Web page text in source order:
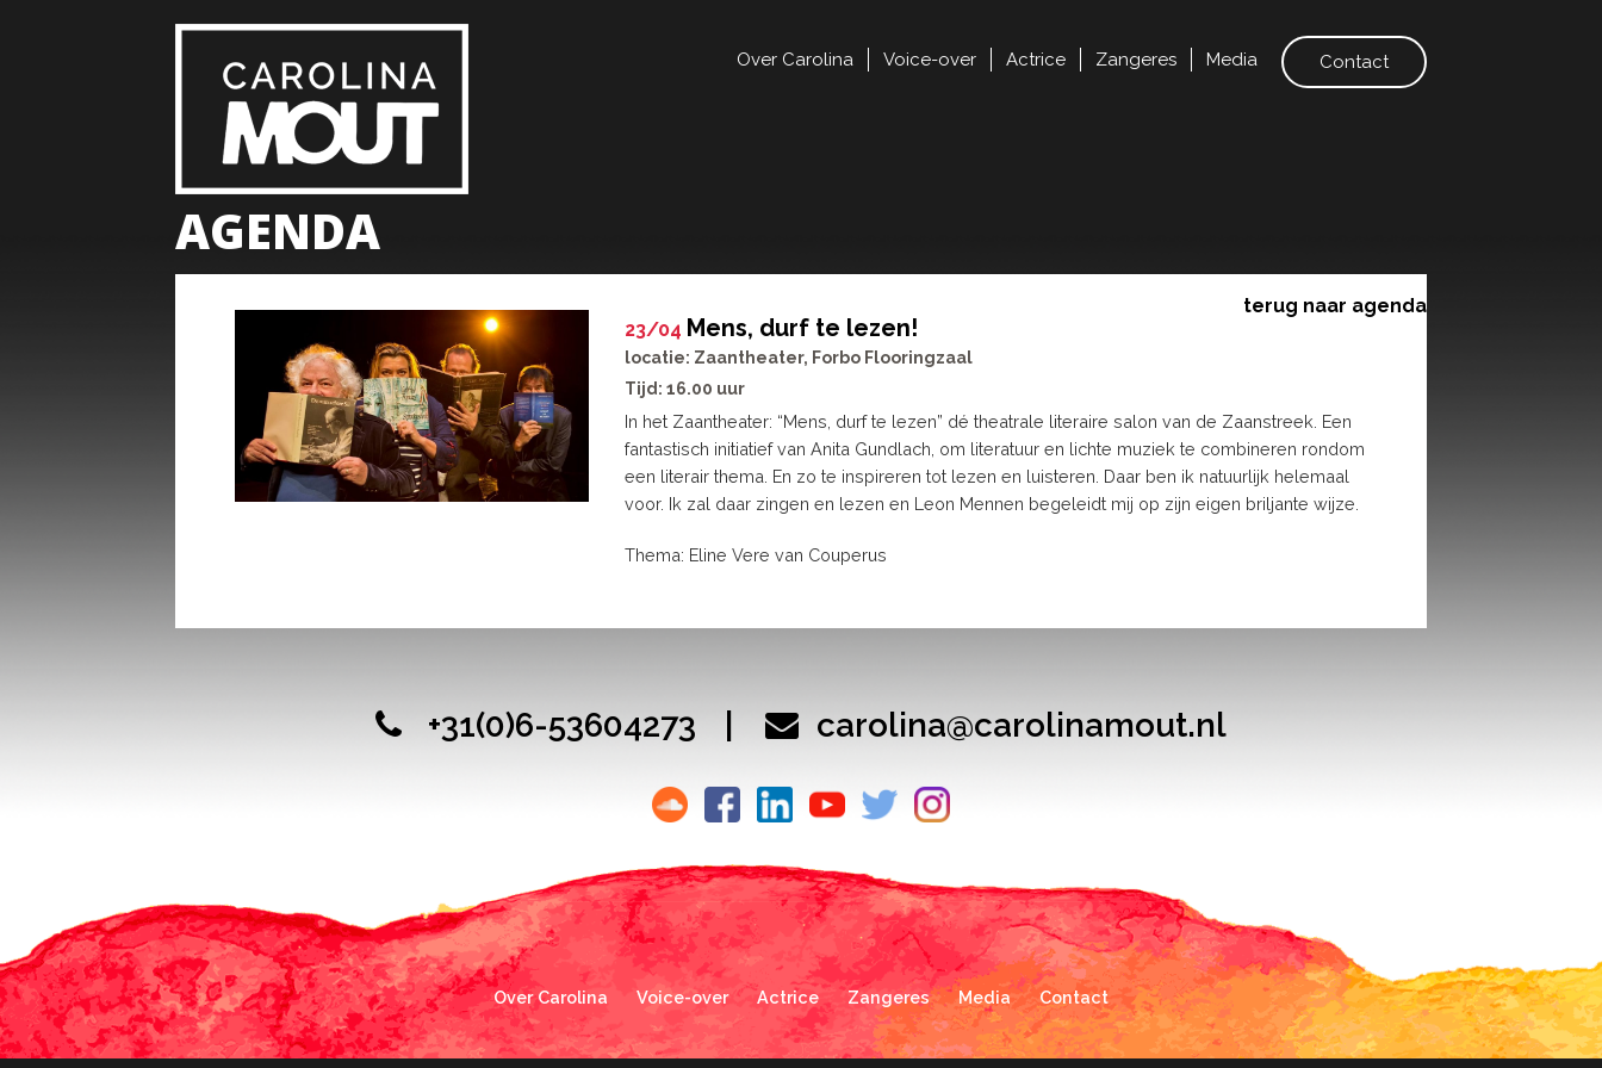
Over Carolina Voice-over Actrice Zangeres Media Contact
AGENDA
terug naar agenda
23/04 Mens, durf te lezen!
locatie: Zaantheater, Forbo Flooringzaal
Tijd: 16.00 uur
In het Zaantheater: “Mens, durf te lezen” dé theatrale literaire salon van de Zaanstreek. Een
fantastisch initiatief van Anita Gundlach, om literatuur en lichte muziek te combineren rondom
een literair thema. En zo te inspireren tot lezen en luisteren. Daar ben ik natuurlijk helemaal
voor. Ik zal daar zingen en lezen en Leon Mennen begeleidt mij op zijn eigen briljante wijze.
Thema: Eline Vere van Couperus
+31(0)6-53604273 carolina@carolinamout.nl
Over Carolina Voice-over Actrice Zangeres Media Contact